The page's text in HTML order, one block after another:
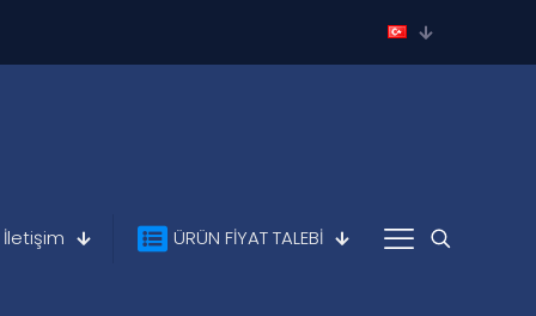
İletişim ÜRÜN FİYAT TALEBİ